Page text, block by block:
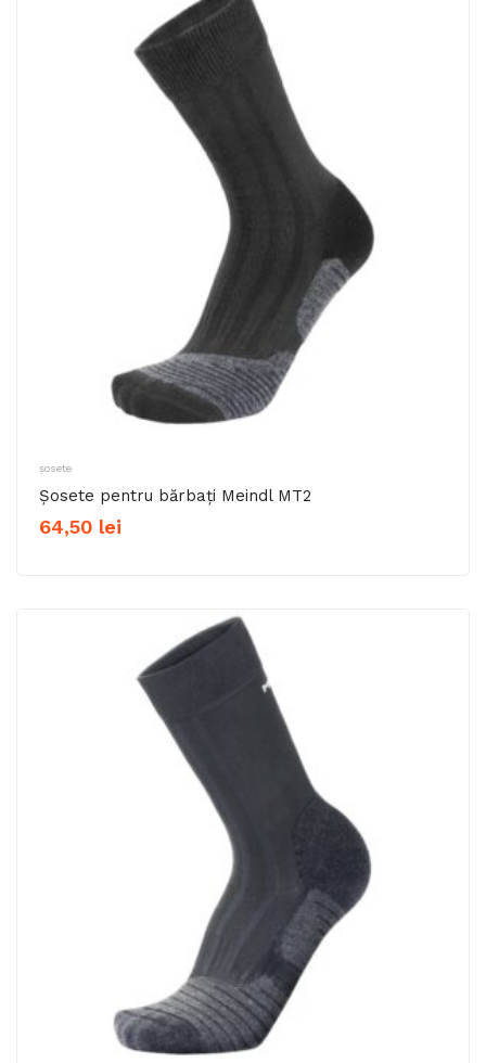
șosete
Șosete pentru bărbați Meindl MT2
64,50 lei